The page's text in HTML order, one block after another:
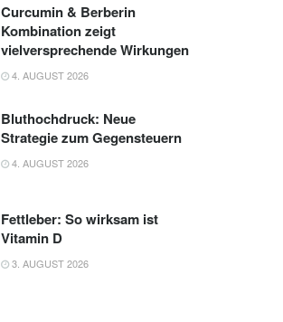
Curcumin & Berberin
Kombination zeigt
vielversprechende Wirkungen
4. AUGUST 2026
Bluthochdruck: Neue
Strategie zum Gegensteuern
4. AUGUST 2026
Fettleber: So wirksam ist
Vitamin D
3. AUGUST 2026